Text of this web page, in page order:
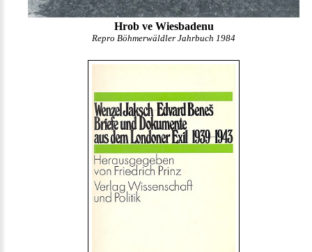
Hrob ve Wiesbadenu
Repro Böhmerwäldler Jahrbuch 1984